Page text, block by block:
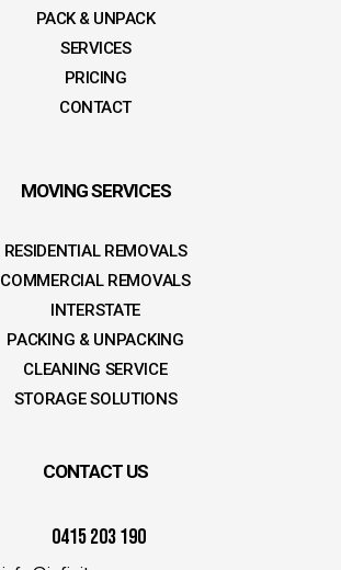
PACK & UNPACK
SERVICES
PRICING
CONTACT
MOVING SERVICES
RESIDENTIAL REMOVALS
COMMERCIAL REMOVALS
INTERSTATE
PACKING & UNPACKING
CLEANING SERVICE
STORAGE SOLUTIONS
CONTACT US
0415 203 190